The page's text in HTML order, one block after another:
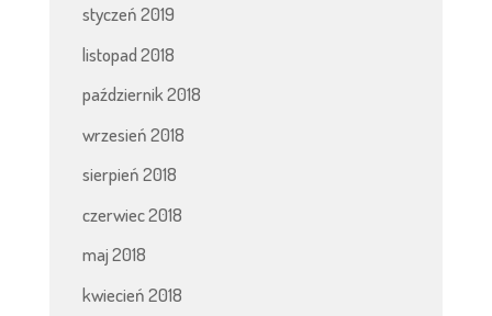
styczeń 2019
listopad 2018
październik 2018
wrzesień 2018
sierpień 2018
czerwiec 2018
maj 2018
kwiecień 2018